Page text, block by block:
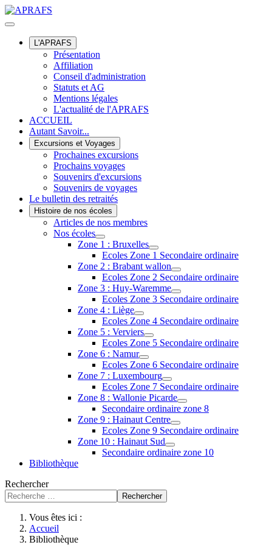
L'APRAFS
Présentation
Affiliation
Conseil d'administration
Statuts et AG
Mentions légales
L'actualité de l'APRAFS
ACCUEIL
Autant Savoir...
Excursions et Voyages
Prochaines excursions
Prochains voyages
Souvenirs d'excursions
Souvenirs de voyages
Le bulletin des retraités
Histoire de nos écoles
Articles de nos membres
Nos écoles
Zone 1 : Bruxelles
Ecoles Zone 1 Secondaire ordinaire
Zone 2 : Brabant wallon
Ecoles Zone 2 Secondaire ordinaire
Zone 3 : Huy-Waremme
Ecoles Zone 3 Secondaire ordinaire
Zone 4 : Liège
Ecoles Zone 4 Secondaire ordinaire
Zone 5 : Verviers
Ecoles Zone 5 Secondaire ordinaire
Zone 6 : Namur
Ecoles Zone 6 Secondaire ordinaire
Zone 7 : Luxembourg
Ecoles Zone 7 Secondaire ordinaire
Zone 8 : Wallonie Picarde
Secondaire ordinaire zone 8
Zone 9 : Hainaut Centre
Ecoles Zone 9 Secondaire ordinaire
Zone 10 : Hainaut Sud
Secondaire ordinaire zone 10
Bibliothèque
Rechercher
Rechercher
Vous êtes ici :
Accueil
Bibliothèque